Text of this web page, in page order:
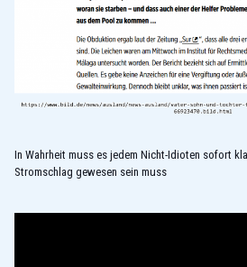
In Wahrheit muss es jedem Nicht-Idioten sofort
Stromschlag gewesen sein muss